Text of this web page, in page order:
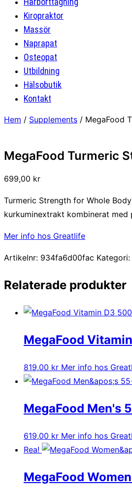
Kiropraktor
Massör
Naprapat
Osteopat
Utbildning
Hälsobutik
Kontakt
Hem / Supplements / MegaFood
MegaFood Turmeric
699,00 kr
Turmeric Strength for Whole
kurkuminextrakt kombinerat
Mer info hos Greatlife
Artikelnr: 934fa6d00fac Kategori:
Relaterade produkter
MegaFood
819,00 kr Mer info hos
MegaFood Men's
619,00 kr Mer info hos
Rea!
MegaFood